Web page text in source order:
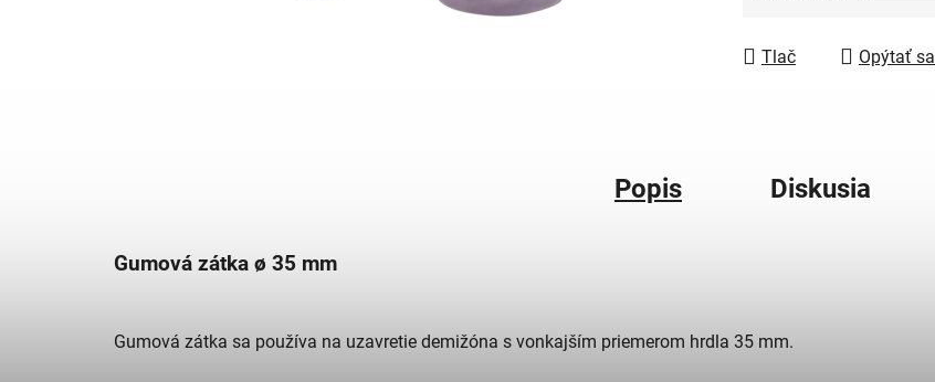
Tlač Opýtať sa
Popis Diskusia
Gumová zátka ø 35 mm
Gumová zátka sa používa na uzavretie demižóna s vonkajším priemerom hrdla 35 mm.